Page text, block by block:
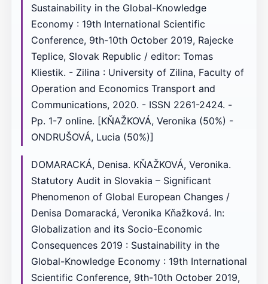
Sustainability in the Global-Knowledge
Economy : 19th International Scientific
Conference, 9th-10th October 2019, Rajecke
Teplice, Slovak Republic / editor: Tomas
Kliestik. - Zilina : University of Zilina, Faculty of
Operation and Economics Transport and
Communications, 2020. - ISSN 2261-2424. -
Pp. 1-7 online. [KŇAŽKOVÁ, Veronika (50%) -
ONDRUŠOVÁ, Lucia (50%)]
DOMARACKÁ, Denisa. KŇAŽKOVÁ, Veronika.
Statutory Audit in Slovakia – Significant
Phenomenon of Global European Changes /
Denisa Domaracká, Veronika Kňažková. In:
Globalization and its Socio-Economic
Consequences 2019 : Sustainability in the
Global-Knowledge Economy : 19th International
Scientific Conference, 9th-10th October 2019,